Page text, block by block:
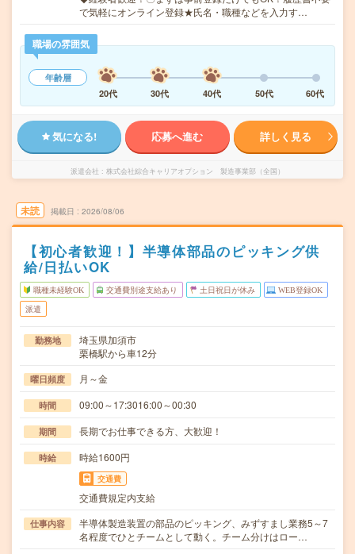
で気軽にオンライン登録★氏名・職種などを入力す…
職場の雰囲気
年齢層
20代
30代 40代 50代 60代
気になる! 応募へ進む 詳しく見る
派遣会社 株式会社綜合キャリアオプション 製造事業部（全国）
未読 掲載日 2026/08/06
【初心者歓迎！】半導体部品のピッキング供
給/日払いOK
職種未経験OK 交通費別途支給あり 土日祝日が休み WEB登録OK
派遣
勤務地
埼玉県加須市
栗橋駅から車12分
曜日頻度 月～金
時間 09:00～17:3016:00～00:30
期間 長期でお仕事できる方、大歓迎！
時給 時給1600円
交通費
交通費規定内支給
仕事内容
半導体製造装置の部品のピッキング、みずすまし業務5～7
名程度でひとチームとして動く。チーム分けはロー…